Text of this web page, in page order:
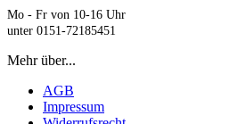
Mo - Fr von 10-16 Uhr
unter 0151-72185451
Mehr über...
AGB
Impressum